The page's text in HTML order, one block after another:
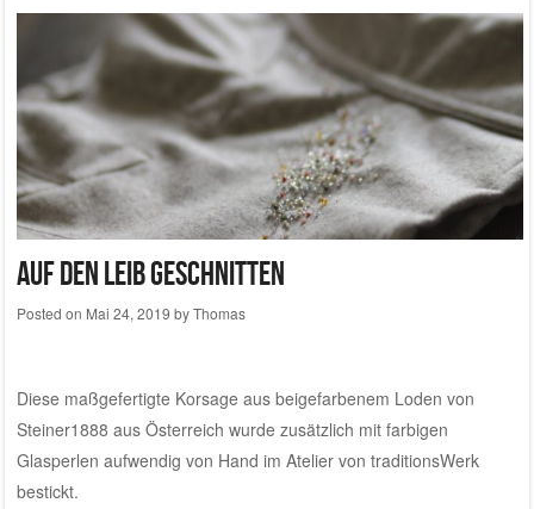
Auf den Leib geschnitten
Posted on Mai 24, 2019 byThomas
Diese maßgefertigte Korsage aus beigefarbenem Loden von
Steiner1888 aus Österreich wurde zusätzlich mit farbigen
Glasperlen aufwendig von Hand im Atelier von traditionsWerk
bestickt.